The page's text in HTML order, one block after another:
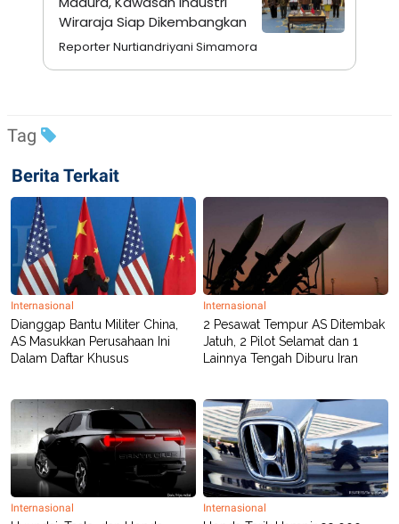
R
N
L
S
A
R
I
KANAL
S
A
T
D
A
A
G
E
S
KL
Wiraraja Siap Dikembangkan
Reporter Nurtiandriyani Simamora
Tag
Berita Terkait
Internasional
Dianggap Bantu Militer China,
AS Masukkan Perusahaan Ini
Dalam Daftar Khusus
Internasional
2 Pesawat Tempur AS Ditembak
Jatuh, 2 Pilot Selamat dan 1
Lainnya Tengah Diburu Iran
Internasional Internasional